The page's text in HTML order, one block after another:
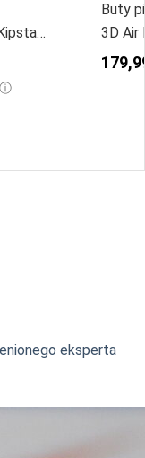
ⓘ
Buty
3D Air
eksperta